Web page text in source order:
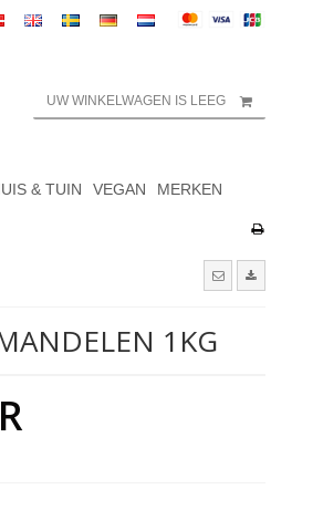
UW WINKELWAGEN IS LEEG
& TUIN VEGAN MERKEN
1KG